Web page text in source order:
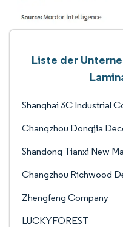
Liste der
Shanghai 3C Industrial
Changzhou Dongjia
Shandong Tianxi New
Changzhou Richwood
Zhengfeng Company
LUCKYFOREST